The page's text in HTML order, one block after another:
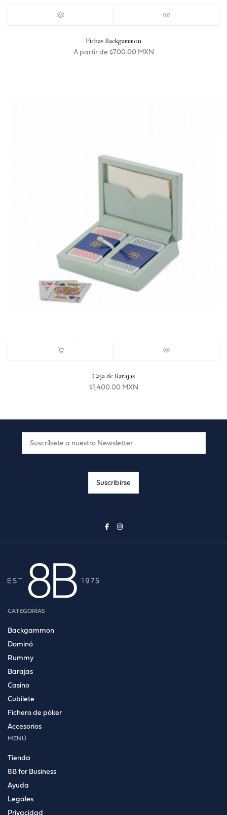
Fichas Backgammon
A partir de$700.00 MXN
Caja de Barajas
$1,400.00 MXN
CATEGORÍAS
Backgammon
Dominó
Rummy
Barajas
Casino
Cubilete
Fichero de póker
Accesorios
MENÚ
Tienda
8B for Business
Ayuda
Legales
Privacidad